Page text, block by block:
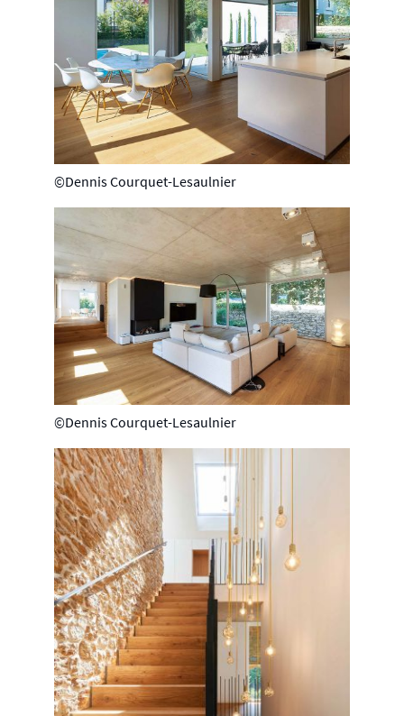
©Dennis Courquet-Lesaulnier
©Dennis Courquet-Lesaulnier